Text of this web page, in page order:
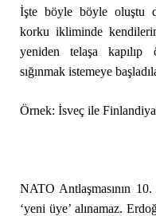
İşte böyle böyle oluştu
korku ikliminde
yeniden telaşa kapılıp
sığınmak istemeye
Örnek: İsveç ile
NATO Antlaşmasının
‘yeni üye’ alınamaz.